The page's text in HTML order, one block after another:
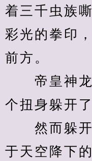
着三千虫族
彩光的拳印
前方。
帝皇神龙
个扭身躲开
然而躲开
于天空降下